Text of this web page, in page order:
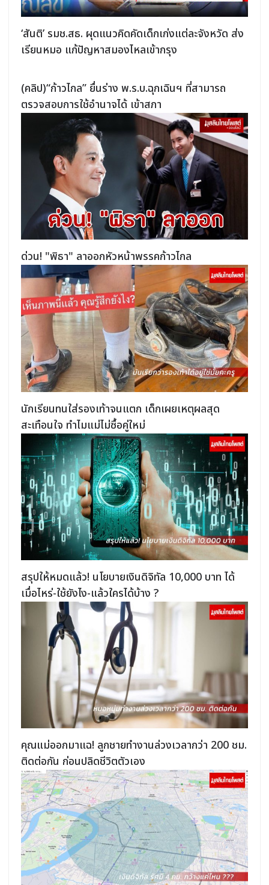
‘สันติ’ รมช.สธ. ผุดแนวคิดคัดเด็กเก่งแต่ละจังหวัด ส่ง
เรียนหมอ แก้ปัญหาสมองไหลเข้ากรุง
(คลิป)“ก้าวไกล” ยื่นร่าง พ.ร.บ.ฉุกเฉินฯ ที่สามารถ
ตรวจสอบการใช้อำนาจได้ เข้าสภา
ด่วน! "พิธา" ลาออกหัวหน้าพรรคก้าวไกล
นักเรียนทนใส่รองเท้าจนแตก เด็กเผยเหตุผลสุด
สะเทือนใจ ทำไมแม่ไม่ซื้อคู่ใหม่
สรุปให้หมดแล้ว! นโยบายเงินดิจิทัล 10,000 บาท ได้
เมื่อไหร่-ใช้ยังไง-แล้วใครได้บ้าง ?
คุณแม่ออกมาแฉ! ลูกชายทำงานล่วงเวลากว่า 200 ชม.
ติดต่อกัน ก่อนปลิดชีวิตตัวเอง